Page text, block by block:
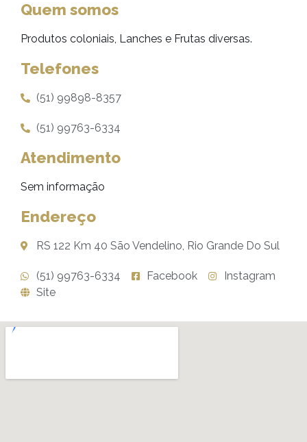
Quem somos
Produtos coloniais, Lanches e Frutas diversas.
Telefones
(51) 99898-8357
(51) 99763-6334
Atendimento
Sem informação
Endereço
RS 122 Km 40 São Vendelino, Rio Grande Do Sul
(51) 99763-6334 Facebook
Instagram
Site